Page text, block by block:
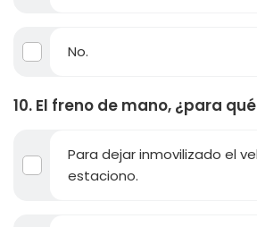
No.
10. El freno de mano, ¿para
Para dejar inmovilizado el
estaciono.